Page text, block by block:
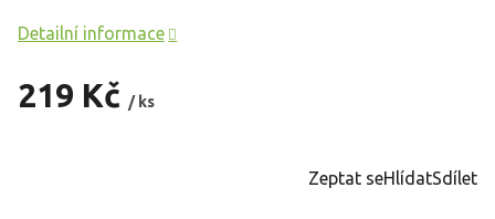
219 Kč / ks
Detailní informace
Zeptat seHlídatSdílet